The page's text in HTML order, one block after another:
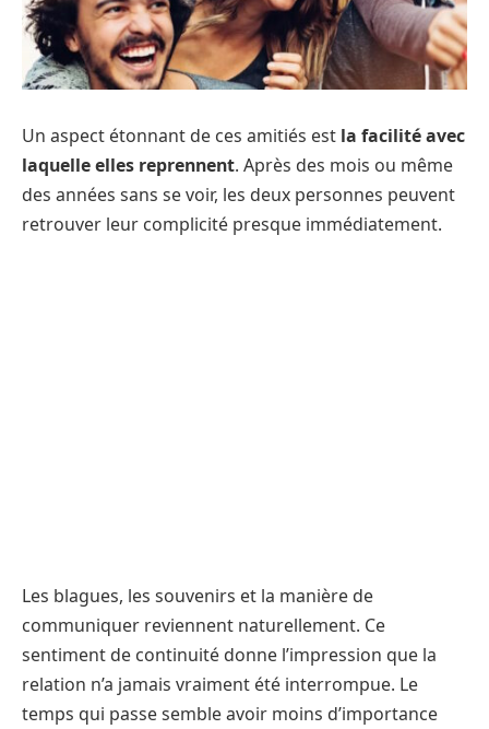
Un aspect étonnant de ces amitiés est la facilité avec
laquelle elles reprennent. Après des mois ou même
des années sans se voir, les deux personnes peuvent
retrouver leur complicité presque immédiatement.
Les blagues, les souvenirs et la manière de
communiquer reviennent naturellement. Ce
sentiment de continuité donne l’impression que la
relation n’a jamais vraiment été interrompue. Le
temps qui passe semble avoir moins d’importance